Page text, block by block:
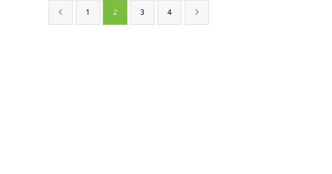
1 2 3 4